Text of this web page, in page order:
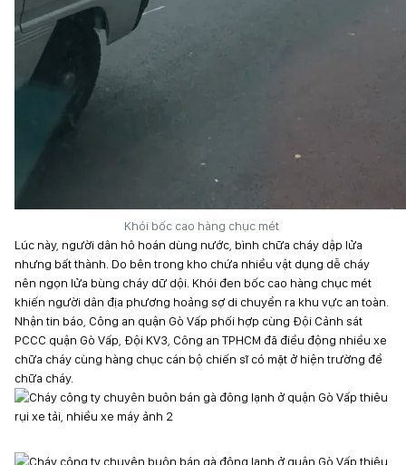
Khói bốc cao hàng chục mét
Lúc này, người dân hô hoán dùng nước, bình chữa cháy dập lửa
nhưng bất thành. Do bên trong kho chứa nhiều vật dụng dễ cháy
nên ngọn lửa bùng cháy dữ dội. Khói đen bốc cao hàng chục mét
khiến người dân địa phương hoảng sợ di chuyển ra khu vực an toàn.
Nhận tin báo, Công an quận Gò Vấp phối hợp cùng Đội Cảnh sát
PCCC quận Gò Vấp, Đội KV3, Công an TPHCM đã điều động nhiều xe
chữa cháy cùng hàng chục cán bộ chiến sĩ có mặt ở hiện trường để
chữa cháy.